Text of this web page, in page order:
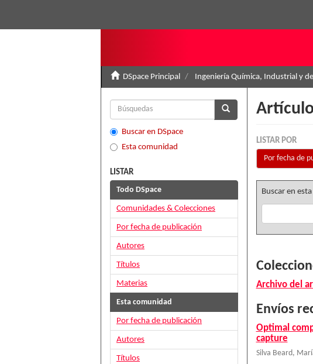
DSpace Principal Ingeniería Química, Industrial y
LISTAR POR
Por fecha de
Buscar en
Archivo del
Envíos
Optimal
capture
Silva Beard,
Buscar en DSpace
Esta comunidad
LISTAR
Todo DSpace
Comunidades & Colecciones
Por fecha de publicación
Autores
Títulos
Materias
Esta comunidad
Por fecha de publicación
Autores
Títulos